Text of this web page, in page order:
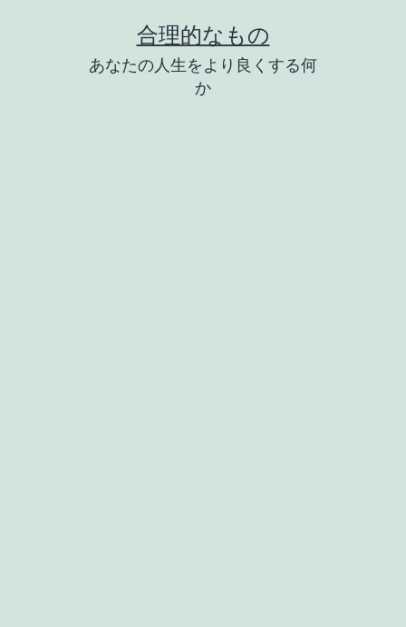
合理的なもの
あなたの人生をより良くする何
か